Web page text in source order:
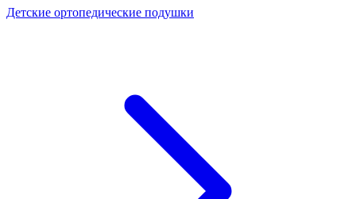
Детские ортопедические подушки